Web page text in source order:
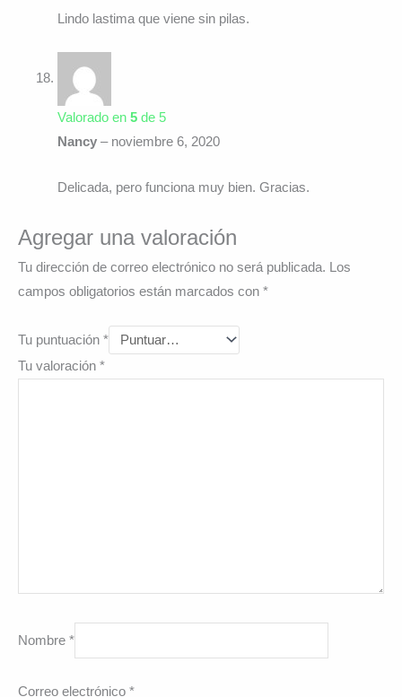
Lindo lastima que viene sin pilas.
Valorado en 5de 5
Nancy – noviembre 6, 2020
Delicada, pero funciona muy bien. Gracias.
Agregar una valoración
Tu dirección de correo electrónico no será publicada.
Los
campos obligatorios están marcados con *
Tu puntuación *
Tu valoración *
Nombre *
Correo electrónico *